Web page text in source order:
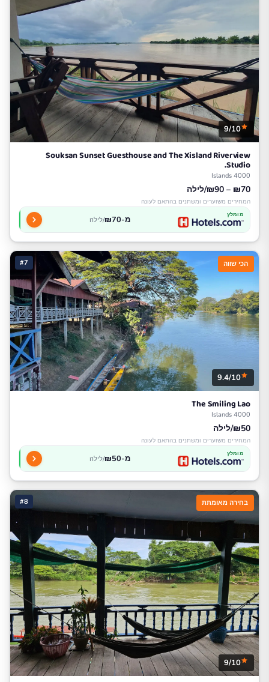
9/10
Souksan Sunset Guesthouse and The Xisland Riverview
Studio.
4000 Islands
₪70 – ₪90/לילה
המחירים משוערים ומשתנים בהתאם לעונה
מומלץ מ-₪70 /לילה
#7 הכי שווה
9.4/10
The Smiling Lao
4000 Islands
₪50/לילה
המחירים משוערים ומשתנים בהתאם לעונה
מומלץ מ-₪50 /לילה
#8 בחירה מאומתת
9/10